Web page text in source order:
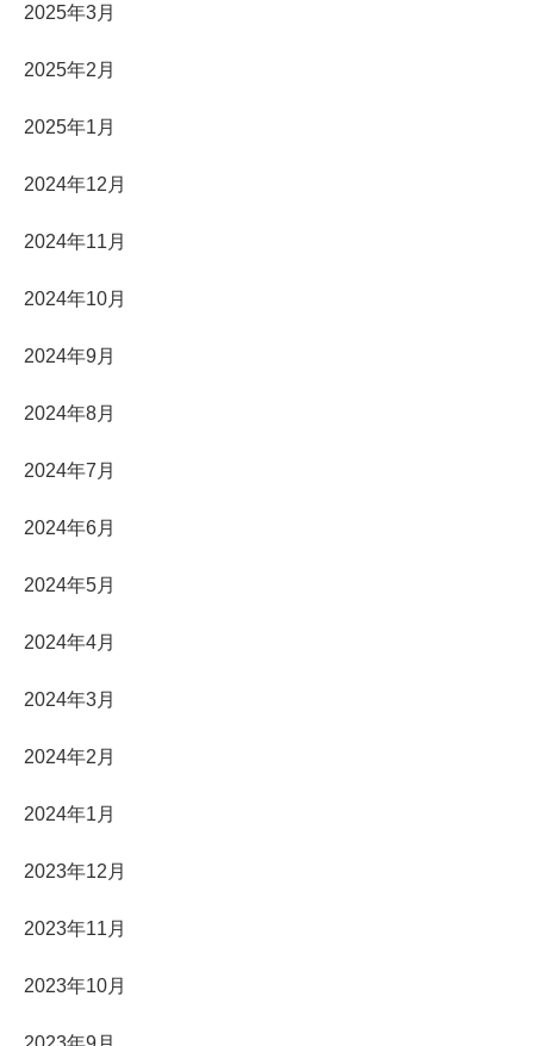
2025年3月
2025年2月
2025年1月
2024年12月
2024年11月
2024年10月
2024年9月
2024年8月
2024年7月
2024年6月
2024年5月
2024年4月
2024年3月
2024年2月
2024年1月
2023年12月
2023年11月
2023年10月